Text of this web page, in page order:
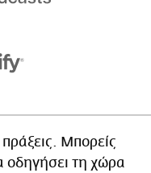
Μπορείς
οδηγήσει τη χώρα